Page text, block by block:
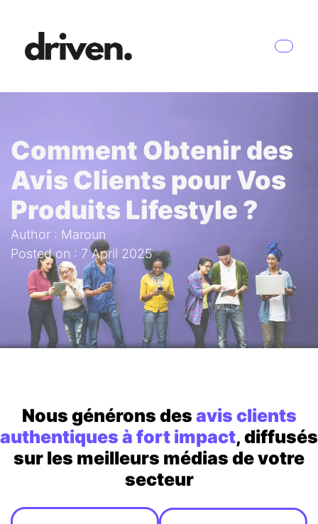
Comment Obtenir des
Avis Clients pour Vos
Produits Lifestyle ?
Author : Maroun
Posted on : 7 April 2025
Nous générons des avis clients
authentiques à fort impact, diffusés
sur les meilleurs médias de votre
secteur